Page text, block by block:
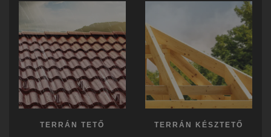
TERRÁN TETŐ TERRÁN KÉSZTETŐ